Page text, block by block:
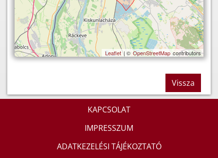
Leaflet| © OpenStreetMap contributors
Vissza
KAPCSOLAT
IMPRESSZUM
ADATKEZELÉSI TÁJÉKOZTATÓ